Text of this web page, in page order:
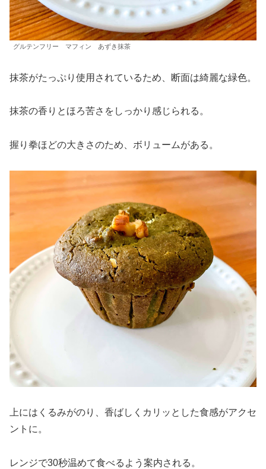
グルテンフリー マフィン あずき抹茶
抹茶がたっぷり使用されているため、断面は綺麗な緑色。
抹茶の香りとほろ苦さをしっかり感じられる。
握り拳ほどの大きさのため、ボリュームがある。
上にはくるみがのり、香ばしくカリッとした食感がアクセ
ントに。
レンジで30秒温めて食べるよう案内される。